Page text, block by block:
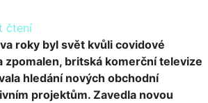
čtení
roky byl svět kvůli covidové
zpomalen, britská komerční televize
hledání nových obchodní
projektům. Zavedla novou